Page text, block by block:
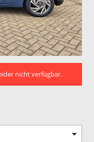
nicht verfügbar.